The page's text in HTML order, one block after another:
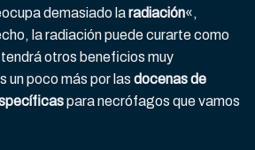
demasiado laradiación«,
la radiación puede curarte como
otros beneficios muy
un poco más por las docenas de
para necrófagos que vamos